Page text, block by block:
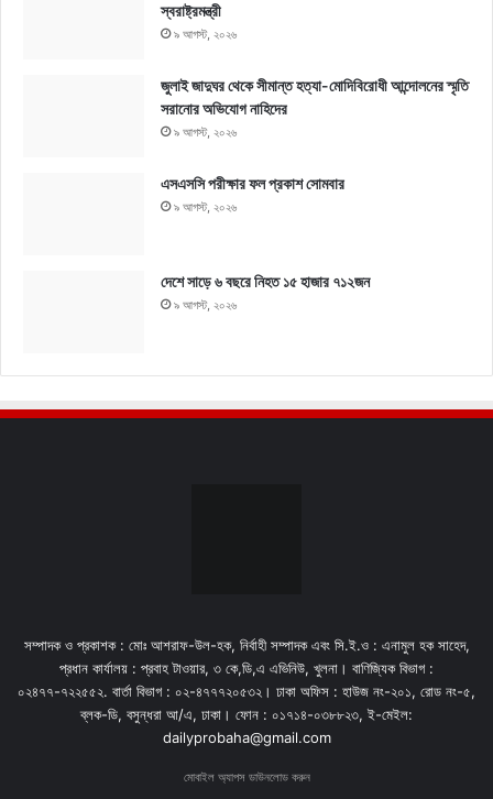
স্বরাষ্ট্রমন্ত্রী
৯ আগস্ট, ২০২৬
জুলাই জাদুঘর থেকে সীমান্ত হত্যা-মোদিবিরোধী আন্দোলনের স্মৃতি
সরানোর অভিযোগ নাহিদের
৯ আগস্ট, ২০২৬
এসএসসি পরীক্ষার ফল প্রকাশ সোমবার
৯ আগস্ট, ২০২৬
দেশে সাড়ে ৬ বছরে নিহত ১৫ হাজার ৭১২জন
৯ আগস্ট, ২০২৬
সম্পাদক ও প্রকাশক : মোঃ আশরাফ-উল-হক, নির্বাহী সম্পাদক এবং সি.ই.ও : এনামুল হক সাহেদ,
প্রধান কার্যালয় : প্রবাহ টাওয়ার, ৩ কে,ডি,এ এভিনিউ, খুলনা। বাণিজ্যিক বিভাগ :
০২৪৭৭-৭২২৫৫২. বার্তা বিভাগ : ০২-৪৭৭৭২০৫৩২। ঢাকা অফিস : হাউজ নং-২০১, রোড নং-৫,
ব্লক-ডি, বসুন্ধরা আ/এ, ঢাকা। ফোন : ০১৭১৪-০৩৮৮২৩, ই-মেইল:
dailyprobaha@gmail.com
মোবাইল অ্যাপস ডাউনলোড করুন